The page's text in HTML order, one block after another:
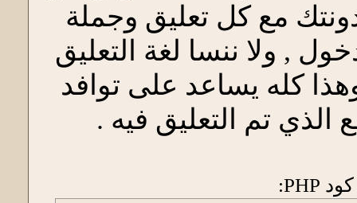
مع كل تعليق وجملة
, ولا ننسا لغة التعليق
كله يساعد على توافد
الذي تم التعليق فيه .
كود PHP: